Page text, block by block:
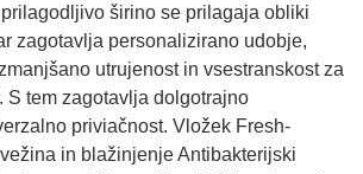
širino se prilagaja obliki
zagotavlja personalizirano udobje,
utrujenost in vsestranskost za
S tem zagotavlja dolgotrajno
priviačnost. Vložek Fresh-
in blažinjenje Antibakterijski